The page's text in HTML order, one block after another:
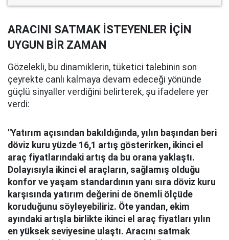
ARACINI SATMAK İSTEYENLER İÇİN
UYGUN BİR ZAMAN
Gözelekli, bu dinamiklerin, tüketici talebinin son
çeyrekte canlı kalmaya devam edeceği yönünde
güçlü sinyaller verdiğini belirterek, şu ifadelere yer
verdi:
"Yatırım açısından bakıldığında, yılın başından beri
döviz kuru yüzde 16,1 artış gösterirken, ikinci el
araç fiyatlarındaki artış da bu orana yaklaştı.
Dolayısıyla ikinci el araçların, sağlamış olduğu
konfor ve yaşam standardının yanı sıra döviz kuru
karşısında yatırım değerini de önemli ölçüde
koruduğunu söyleyebiliriz. Öte yandan, ekim
ayındaki artışla birlikte ikinci el araç fiyatları yılın
en yüksek seviyesine ulaştı. Aracını satmak